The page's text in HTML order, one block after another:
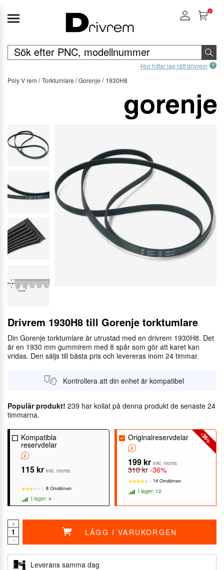
Hur hittar jag rätt drivrem
0
Poly V rem Torktumlare Gorenje 1930H8
Drivrem 1930H8 till Gorenje torktumlare
Din Gorenje torktumlare är utrustad med en drivrem 1930H8. Det
är en 1930 mm gummirem med 8 spår som gör att karet kan
vridas. Den säljs till bästa pris och levereras inom 24 timmar.
Kontrollera att din enhet är kompatibel
Populär produkt! 239 har kollat på denna produkt de senaste 24
timmarna.
Kompatibla
reservdelar
115 kr inkl. moms
★★★★★
★★★★★
8 Omdömen
I lager: 4
-36
%
Originalreservdelar
199 kr inkl. moms
310 kr -36%
★★★★★
★★★★★
14 Omdömen
I lager: 12
+
-
LÄGG I VARUKORGEN
Leverans samma dag